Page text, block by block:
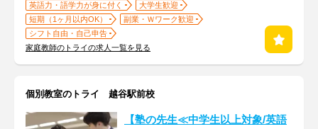
英語力・語学力が身に付く
大学生歓迎
短期（1ヶ月以内OK）
副業・Ｗワーク歓迎
シフト自由・自己申告
家庭教師のトライの求人一覧を見る
個別教室のトライ 越谷駅前校
【塾の先生≪中学生以上対象/英語